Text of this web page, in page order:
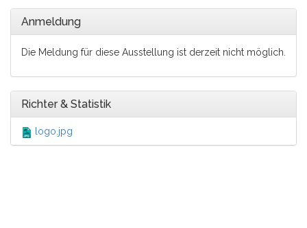
Anmeldung
Die Meldung für diese Ausstellung ist derzeit nicht möglich.
Richter & Statistik
logo.jpg